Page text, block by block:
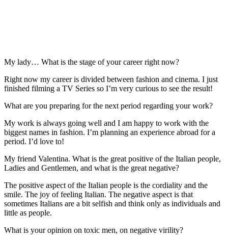
My lady… What is the stage of your career right now?
Right now my career is divided between fashion and cinema. I just
finished filming a TV Series so I’m very curious to see the result!
What are you preparing for the next period regarding your work?
My work is always going well and I am happy to work with the
biggest names in fashion. I’m planning an experience abroad for a
period. I’d love to!
My friend Valentina. What is the great positive of the Italian people,
Ladies and Gentlemen, and what is the great negative?
The positive aspect of the Italian people is the cordiality and the
smile. The joy of feeling Italian. The negative aspect is that
sometimes Italians are a bit selfish and think only as individuals and
little as people.
What is your opinion on toxic men, on negative virility?